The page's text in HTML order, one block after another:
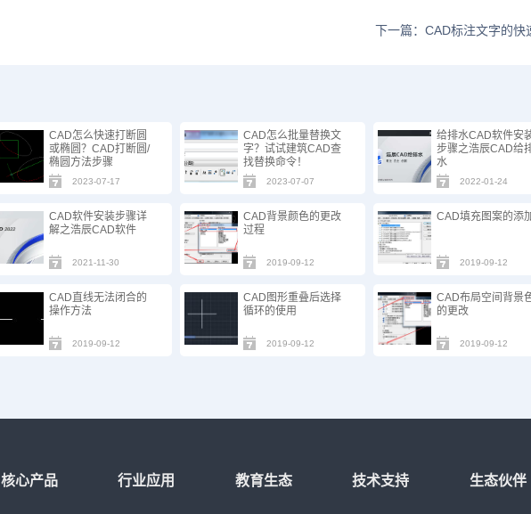
下一篇：CAD标注文字的快
CAD怎么快速打断圆
或椭圆？CAD打断圆/
椭圆方法步骤
2023-07-17
CAD怎么批量替换文
字？试试建筑CAD查
找替换命令！
2023-07-07
给排水CAD软件安
步骤之浩辰CAD给
水
2022-01-24
CAD软件安装步骤详
解之浩辰CAD软件
2021-11-30
CAD背景颜色的更改
过程
2019-09-12
CAD填充图案的添
2019-09-12
CAD直线无法闭合的
操作方法
2019-09-12
CAD图形重叠后选择
循环的使用
2019-09-12
CAD布局空间背景
的更改
2019-09-12
核心产品 行业应用 教育生态 技术支持 生态伙伴